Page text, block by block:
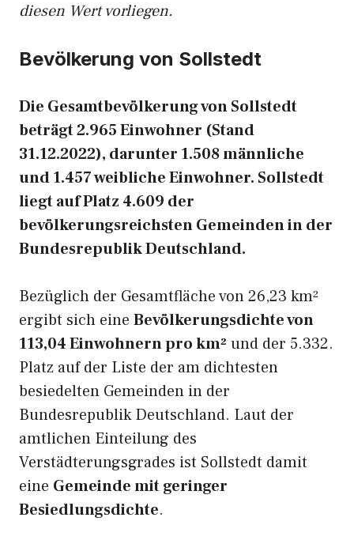
diesen Wert vorliegen.
Bevölkerung von Sollstedt
Die Gesamtbevölkerung von Sollstedt
beträgt 2.965 Einwohner (Stand
31.12.2022), darunter 1.508 männliche
und 1.457 weibliche Einwohner. Sollstedt
liegt auf Platz 4.609 der
bevölkerungsreichsten Gemeinden in der
Bundesrepublik Deutschland.
Bezüglich der Gesamtfläche von 26,23 km²
ergibt sich eine Bevölkerungsdichte von
113,04 Einwohnern pro km² und der 5.332.
Platz auf der Liste der am dichtesten
besiedelten Gemeinden in der
Bundesrepublik Deutschland. Laut der
amtlichen Einteilung des
Verstädterungsgrades ist Sollstedt damit
eine Gemeinde mit geringer
Besiedlungsdichte.